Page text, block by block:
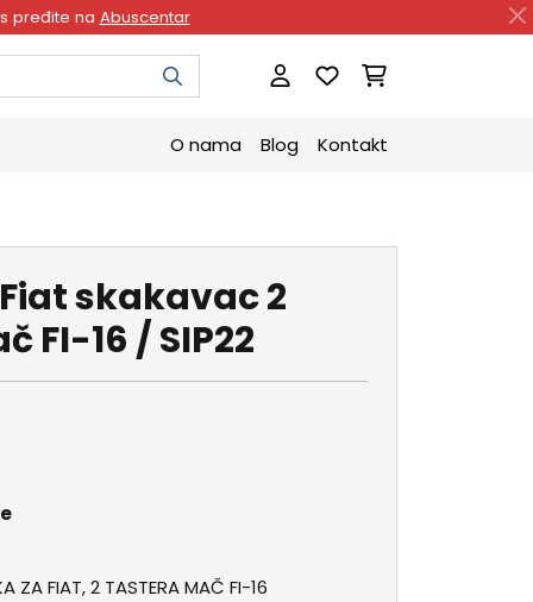
pređite na Abuscentar
O nama Blog Kontakt
Fiat skakavac 2
FI-16 / SIP22
ZA FIAT, 2 TASTERA MAČ FI-16